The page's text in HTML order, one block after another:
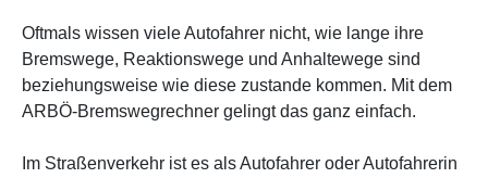
Oftmals wissen viele Autofahrer nicht, wie lange ihre
Bremswege, Reaktionswege und Anhaltewege sind
beziehungsweise wie diese zustande kommen. Mit dem
ARBÖ-Bremswegrechner gelingt das ganz einfach.
Im Straßenverkehr ist es als Autofahrer oder Autofahrerin